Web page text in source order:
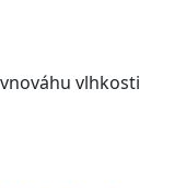
vlhkosti